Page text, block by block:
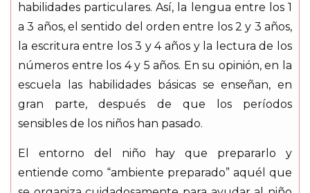
habilidades particulares. Así, la lengua entre los 1
a 3 años, el sentido del orden entre los 2 y 3 años,
la escritura entre los 3 y 4 años y la lectura de los
números entre los 4 y 5 años. En su opinión, en la
escuela las habilidades básicas se enseñan, en
gran parte, después de que los períodos
sensibles de los niños han pasado.
El entorno del niño hay que prepararlo y
entiende como “ambiente preparado” aquél que